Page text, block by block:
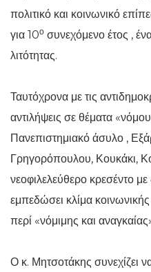
πολιτικό και κοινωνικό
για 10ο συνεχόμενο έτος ,
λιτότητας.
Ταυτόχρονα με τις
αντιλήψεις σε θέματα
Πανεπιστημιακό άσυλο ,
Γρηγορόπουλου, Κουκάκι,
νεοφιλελεύθερο κρεσέντο
εμπεδώσει κλίμα
περί «νόμιμης και
Ο κ. Μητσοτάκης συνεχίζει